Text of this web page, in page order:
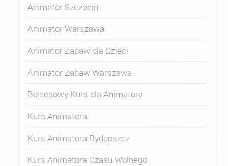
Animator Szczecin
Animator Warszawa
Animator Zabaw dla Dzieci
Animator Zabaw Warszawa
Biznesowy Kurs dla Animatora
Kurs Animatora
Kurs Animatora Bydgoszcz
Kurs Animatora Czasu Wolnego